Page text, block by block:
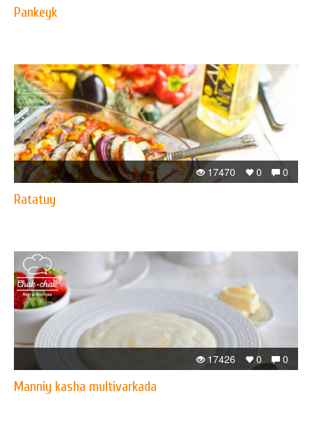
Pankeyk
0
0
17470
Ratatuy
0
0
17426
Manniy kasha multivarkada